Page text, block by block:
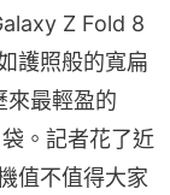
Z Fold 8
護照般的寬扁
來最輕盈的
。記者花了近
值不值得大家